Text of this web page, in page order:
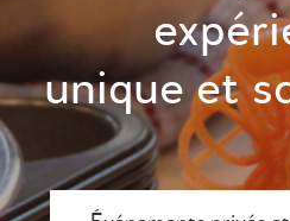
unique et